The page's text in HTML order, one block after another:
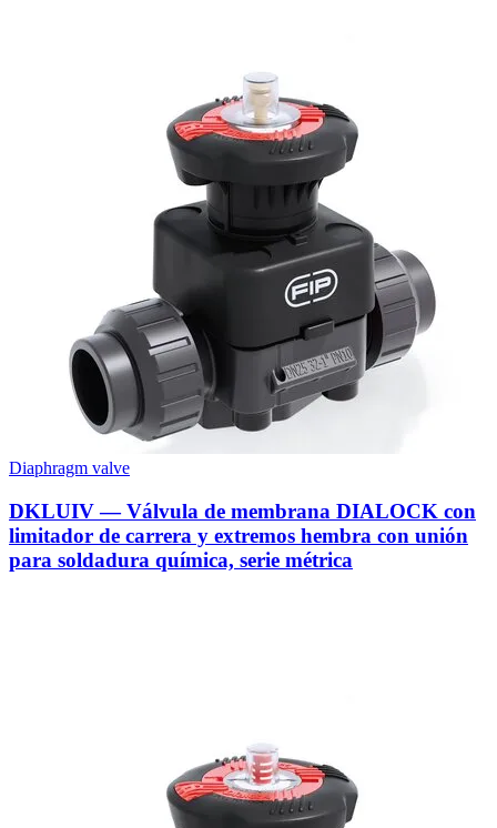
Diaphragm valve
DKLUIV — Válvula de membrana DIALOCK con
limitador de carrera y extremos hembra con unión
para soldadura química, serie métrica